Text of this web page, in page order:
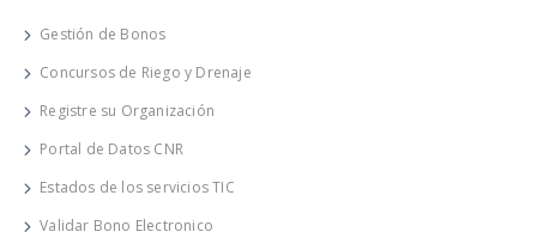
Gestión de Bonos
Concursos de Riego y Drenaje
Registre su Organización
Portal de Datos CNR
Estados de los servicios TIC
Validar Bono Electronico